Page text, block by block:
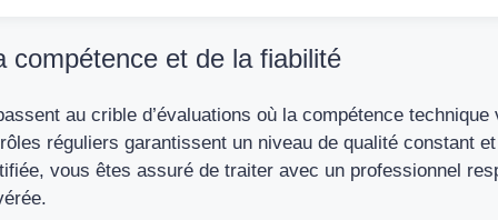
compétence et de la fiabilité
au crible d’évaluations où la compétence technique
réguliers garantissent un niveau de qualité constant
vous êtes assuré de traiter avec un professionnel